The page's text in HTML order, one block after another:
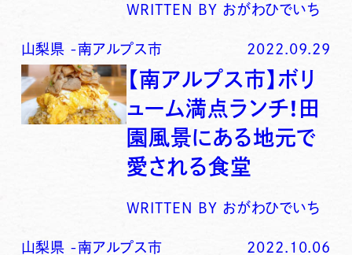
WRITTEN BY おがわひでいち
山梨県 -南アルプス市 2022.09.29
【南アルプス市】ボリ
ューム満点ランチ！田
園風景にある地元で
愛される食堂
WRITTEN BY おがわひでいち
山梨県 -南アルプス市 2022.10.06